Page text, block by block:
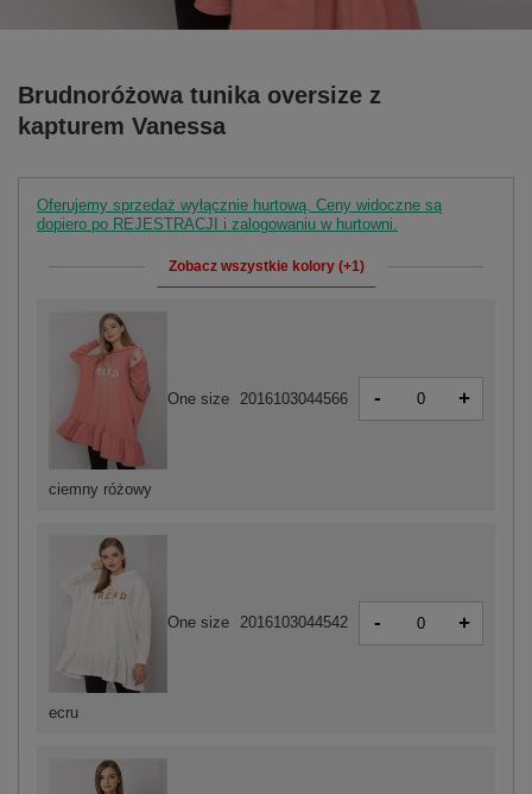
Brudnoróżowa tunika oversize z
kapturem Vanessa
Oferujemy sprzedaż wyłącznie hurtową. Ceny widoczne są
dopiero po REJESTRACJI i zalogowaniu w hurtowni.
Zobacz wszystkie kolory (+1)
ecru
One size 2016103044542 - +
ciemny różowy
One size 2016103044566 - +